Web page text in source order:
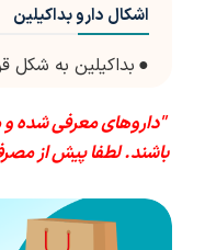
اشکال دارو بداکیلین
● بداکیلین به
"داروهای معرفی شده و
باشند. لطفا پیش از